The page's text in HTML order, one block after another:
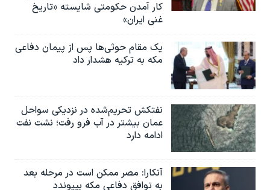
کار آمدن حکومتی شایسته «تاریخ
غنی ایران»
یک مقام حوثی‌ها پس از پیمان دفاعی
مکه به ترکیه هشدار داد
نفتکش تحریم‌شده در نزدیکی سواحل
عمان بیشتر در آب فرو رفت؛ نشت نفت
ادامه دارد
آنکارا: مصر ممکن است در مرحله بعد
به توافق دفاعی مکه بپیوندد